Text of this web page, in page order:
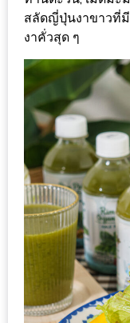
สุ
กี้
เนื้อ
หมู
ดำ
โร
บูต
ะ
สุด
เด็ด
ที่
AIKO
(THE
สลัดญี่ปุ่นงาขาวที่
งาคั่วสุด ๆ